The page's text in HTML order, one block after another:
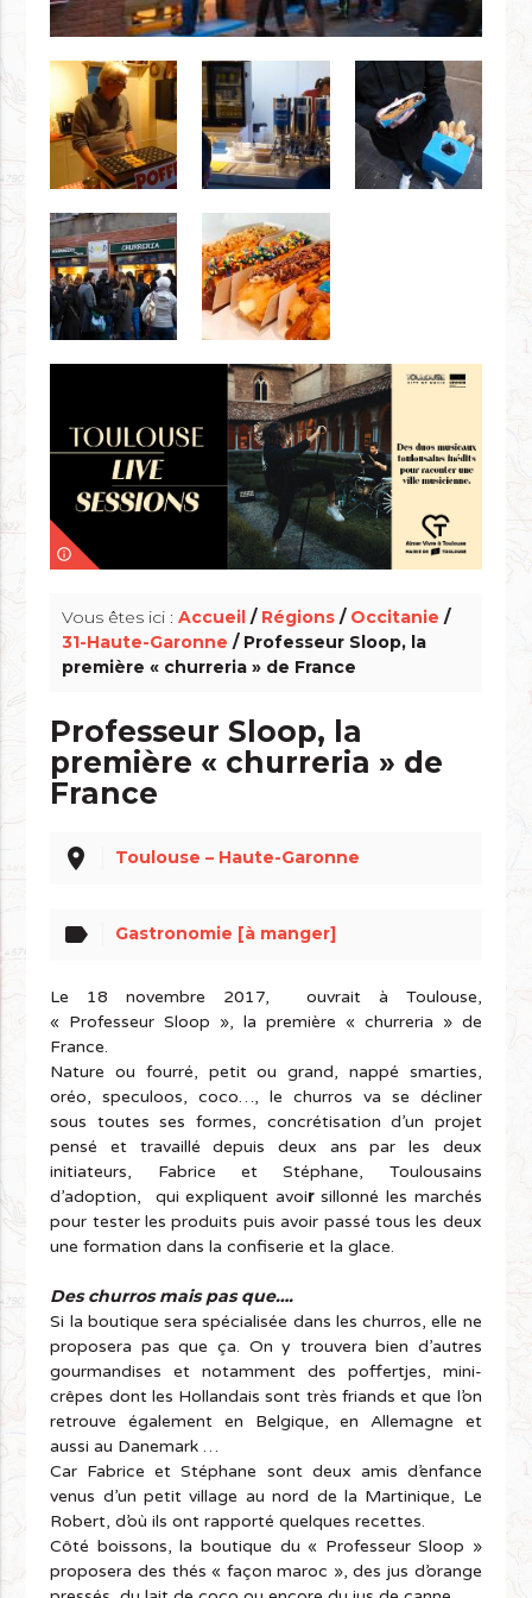
info_outline
Vous êtes ici :Accueil / Régions / Occitanie /
31-Haute-Garonne / Professeur Sloop, la
première « churreria » de France
Professeur Sloop, la
première « churreria » de
France
place Toulouse – Haute-Garonne
label Gastronomie [à manger]
Le 18 novembre 2017, ouvrait à Toulouse,
« Professeur Sloop », la première « churreria » de
France.
Nature ou fourré, petit ou grand, nappé smarties,
oréo, speculoos, coco…, le churros va se décliner
sous toutes ses formes, concrétisation d’un projet
pensé et travaillé depuis deux ans par les deux
initiateurs, Fabrice et Stéphane, Toulousains
d’adoption, qui expliquent avoirsillonné les marchés
pour tester les produits puis avoir passé tous les deux
une formation dans la confiserie et la glace.
Des churros mais pas que….
Si la boutique sera spécialisée dans les churros, elle ne
proposera pas que ça. On y trouvera bien d’autres
gourmandises et notamment des poffertjes, mini-
crêpes dont les Hollandais sont très friands et que l’on
retrouve également en Belgique, en Allemagne et
aussi au Danemark …
Car Fabrice et Stéphane sont deux amis d’enfance
venus d’un petit village au nord de la Martinique, Le
Robert, d’où ils ont rapporté quelques recettes.
Côté boissons, la boutique du « Professeur Sloop »
proposera des thés « façon maroc », des jus d’orange